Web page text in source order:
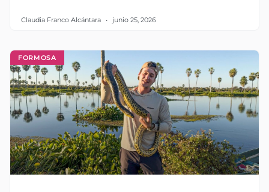
Claudia Franco Alcántara junio 25, 2026
FORMOSA